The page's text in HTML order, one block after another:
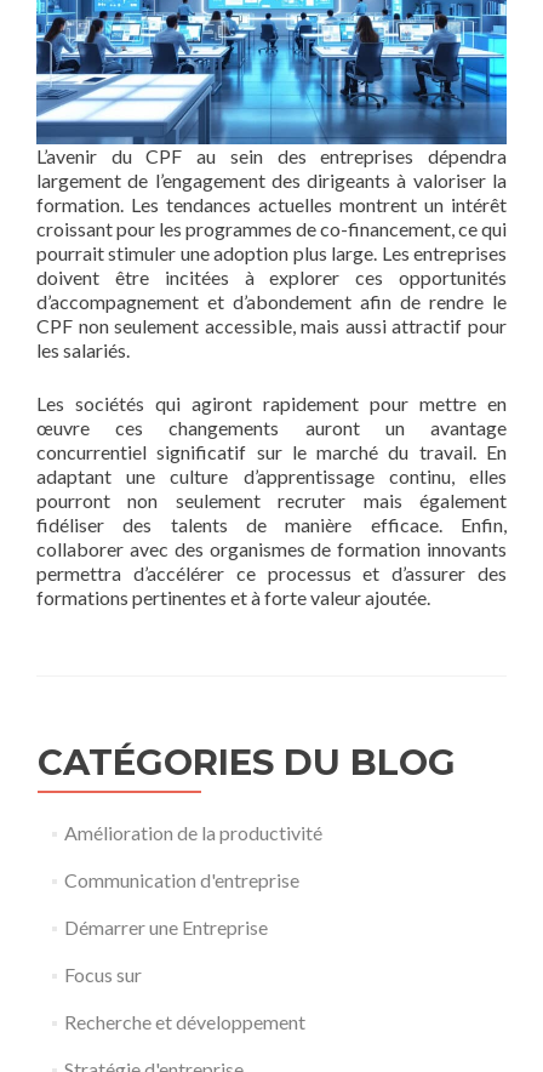
L’avenir du CPF au sein des entreprises dépendra
largement de l’engagement des dirigeants à valoriser la
formation. Les tendances actuelles montrent un intérêt
croissant pour les programmes de co-financement, ce qui
pourrait stimuler une adoption plus large. Les entreprises
doivent être incitées à explorer ces opportunités
d’accompagnement et d’abondement afin de rendre le
CPF non seulement accessible, mais aussi attractif pour
les salariés.
Les sociétés qui agiront rapidement pour mettre en
œuvre ces changements auront un avantage
concurrentiel significatif sur le marché du travail. En
adaptant une culture d’apprentissage continu, elles
pourront non seulement recruter mais également
fidéliser des talents de manière efficace. Enfin,
collaborer avec des organismes de formation innovants
permettra d’accélérer ce processus et d’assurer des
formations pertinentes et à forte valeur ajoutée.
CATÉGORIES DU BLOG
Amélioration de la productivité
Communication d'entreprise
Démarrer une Entreprise
Focus sur
Recherche et développement